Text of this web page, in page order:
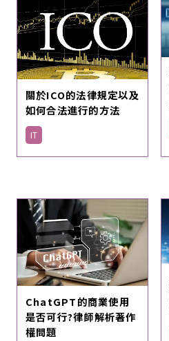
關於ICO的法律規定以及
如何合法進行的方法
IT
ChatGPT的商業使用
是否可行?律師解析著作
權問題